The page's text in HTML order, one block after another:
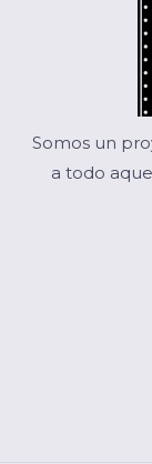
Somos un
a todo